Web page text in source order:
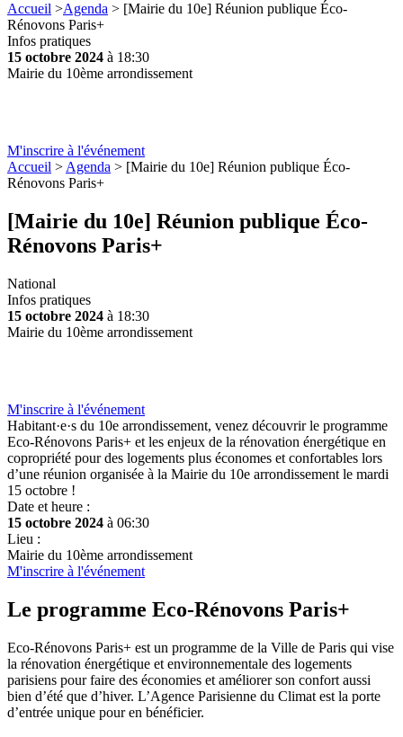
Accueil >Agenda > [Mairie du 10e] Réunion publique Éco-
Rénovons Paris+
Infos pratiques
15 octobre 2024 à 18:30
Mairie du 10ème arrondissement
M'inscrire à l'événement
Accueil > Agenda > [Mairie du 10e] Réunion publique Éco-
Rénovons Paris+
[Mairie du 10e] Réunion publique Éco-
Rénovons Paris+
National
Infos pratiques
15 octobre 2024 à 18:30
Mairie du 10ème arrondissement
M'inscrire à l'événement
Habitant·e·s du 10e arrondissement, venez découvrir le programme
Eco-Rénovons Paris+ et les enjeux de la rénovation énergétique en
copropriété pour des logements plus économes et confortables lors
d’une réunion organisée à la Mairie du 10e arrondissement le mardi
15 octobre !
Date et heure :
15 octobre 2024 à 06:30
Lieu :
Mairie du 10ème arrondissement
M'inscrire à l'événement
Le programme Eco-Rénovons Paris+
Eco-Rénovons Paris+ est un programme de la Ville de Paris qui vise
la rénovation énergétique et environnementale des logements
parisiens pour faire des économies et améliorer son confort aussi
bien d’été que d’hiver. L’Agence Parisienne du Climat est la porte
d’entrée unique pour en bénéficier.